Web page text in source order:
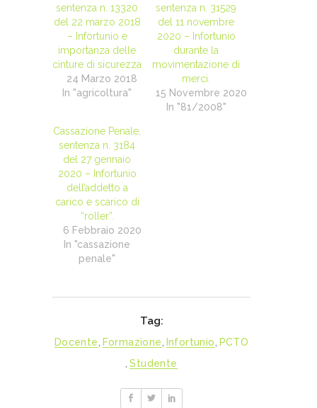
sentenza n. 13320
del 22 marzo 2018
– Infortunio e
importanza delle
cinture di sicurezza
24 Marzo 2018
In "agricoltura"
sentenza n. 31529
del 11 novembre
2020 – Infortunio
durante la
movimentazione di
merci.
15 Novembre 2020
In "81/2008"
Cassazione Penale,
sentenza n. 3184
del 27 gennaio
2020 – Infortunio
dell’addetto a
carico e scarico di
“roller”.
6 Febbraio 2020
In "cassazione
penale"
Tag:
Docente Formazione Infortunio
PCTO
Studente